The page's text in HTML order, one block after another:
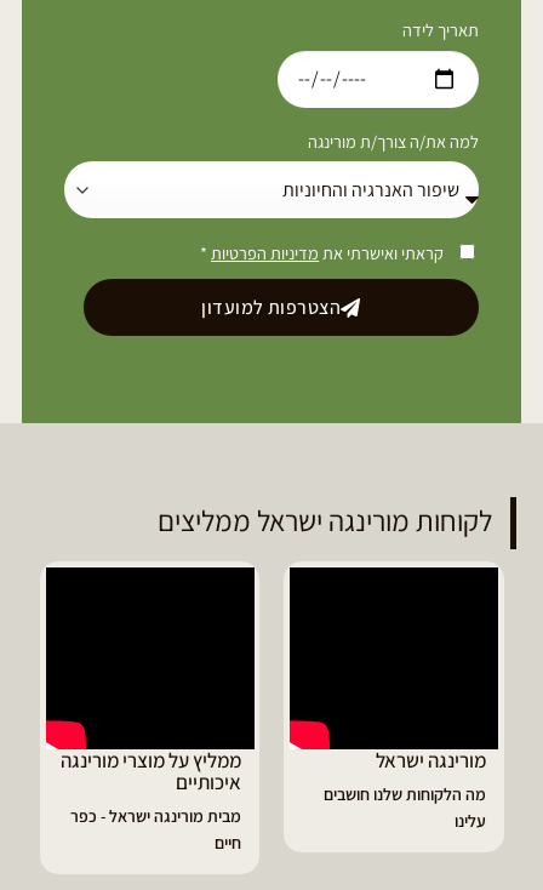
תאריך לידה
למה את/ה צורך/ת מורינגה
קראתי ואישרתי את מדיניות הפרטיות*
הצטרפות למועדון
לקוחות מורינגה ישראל ממליצים
ממליץ על מוצרי מורינגה
איכותיים
מבית מורינגה ישראל - כפר
דיוויד ממליץ על טבליות
מורינגה
הפסקתי לסבול מהתקפי
גאוט ודלקות